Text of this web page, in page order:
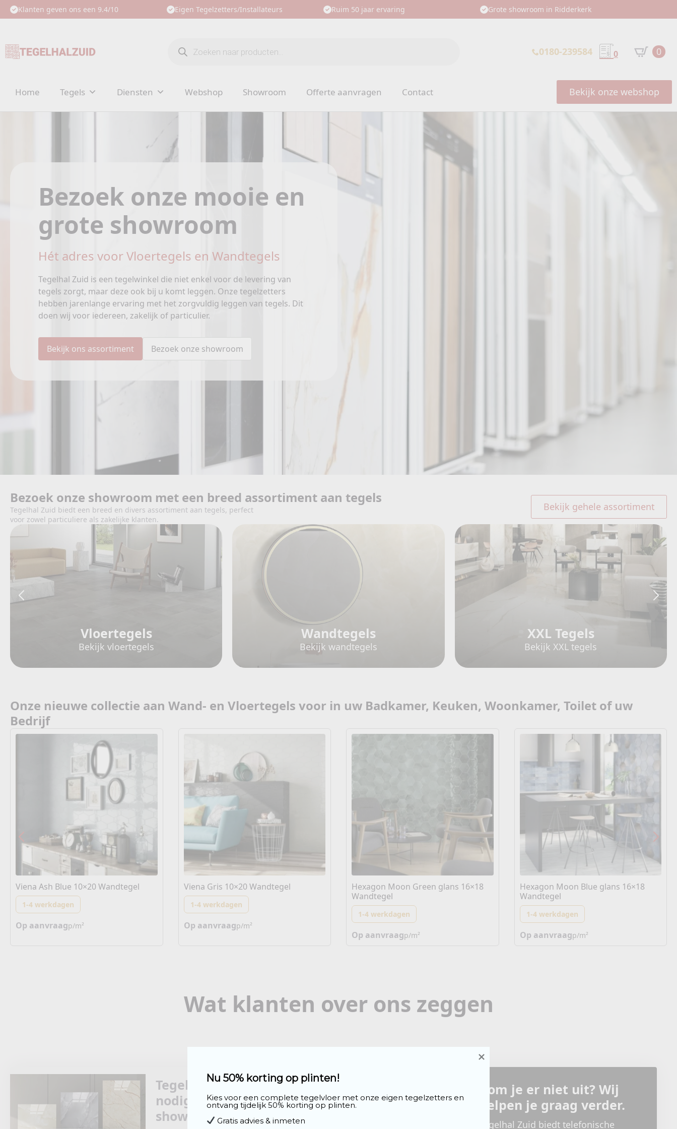
Klanten geven ons een 9.4/10 Eigen Tegelzetters/Installateurs Ruim 50 jaar ervaring Grote showroom in Ridderkerk
zoeken
0180-239584 0 0
Home Tegels Diensten Webshop Showroom Offerte aanvragen Contact Bekijk onze webshop
Bezoek onze mooie en
grote showroom
Hét adres voor Vloertegels en Wandtegels
Tegelhal Zuid is een tegelwinkel die niet enkel voor de levering van
tegels zorgt, maar deze ook bij u komt leggen. Onze tegelzetters
hebben jarenlange ervaring met het zorgvuldig leggen van tegels. Dit
doen wij voor iedereen, zakelijk of particulier.
Bekijk ons assortiment Bezoek onze showroom
Bezoek onze showroom met een breed assortiment aan tegels
Tegelhal Zuid biedt een breed en divers assortiment aan tegels, perfect
voor zowel particuliere als zakelijke klanten.
Bekijk gehele assortiment
Vloertegels
Bekijk vloertegels
Wandtegels
Bekijk wandtegels
XXL Tegels
Bekijk XXL tegels
Onze nieuwe collectie aan Wand- en Vloertegels voor in uw Badkamer, Keuken, Woonkamer, Toilet of uw
Bedrijf
1-4 werkdagen
Op aanvraagp/m²
Viena Ash Blue 10×20 Wandtegel
1-4 werkdagen
Op aanvraagp/m²
Viena Gris 10×20 Wandtegel
1-4 werkdagen
Op aanvraagp/m²
Hexagon Moon Green glans 16×18
Wandtegel
1-4 werkdagen
Op aanvraagp/m²
Hexagon Moon Blue glans 16×18
Wandtegel
Wat klanten over ons zeggen
Tegeladvies of inspiratie
nodig? Bezoek onze
showroom.
Kom je er niet uit? Wij
helpen je graag verder.
Tegelhal Zuid biedt telefonische
Nu 50% korting op plinten!
Kies voor een complete tegelvloer met onze eigen tegelzetters en
ontvang tijdelijk 50% korting op plinten.
Gratis advies & inmeten